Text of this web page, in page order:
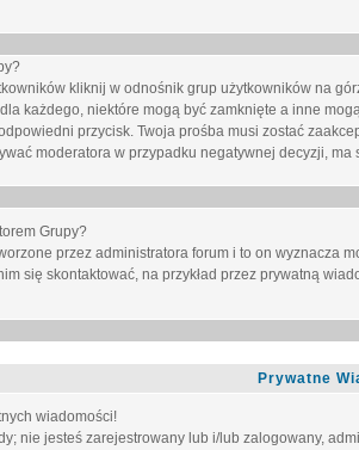
kliknij w odnośnik grup użytkowników na
każdego, niektóre mogą być zamknięte a inne
przycisk. Twoja prośba musi zostać
moderatora w przypadku negatywnej decyzji, ma
Grupy?
przez administratora forum i to on wyznacza
się skontaktować, na przykład przez prywatną
Prywatne
wiadomości!
nie jesteś zarejestrowany lub i/lub zalogowany,